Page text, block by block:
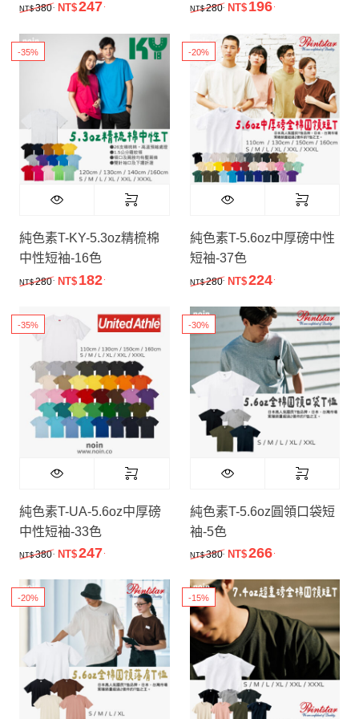
NT$ 380. 原始價格：NT$380.。
NT$247目前價格：NT$247.。
NT$ 280. 原始價格：NT$280.。
NT$ 196
-35%
純色素T-KY-5.3oz精梳棉
中性短袖-16色
NT$ 280. 原始價格：NT$280.。
NT$ 182目前價格：NT$182.。
-20%
純色素T-5.6oz中厚磅中性
短袖-37色
NT$ 280. 原始價格：NT$280.。
NT$224
-35%
純色素T-UA-5.6oz中厚磅
中性短袖-33色
NT$ 380. 原始價格：NT$380.。
NT$247目前價格：NT$247.。
-30%
純色素T-5.6oz圓領口袋短
袖-5色
NT$ 380. 原始價格：NT$380.。
NT$266
-20% -15%